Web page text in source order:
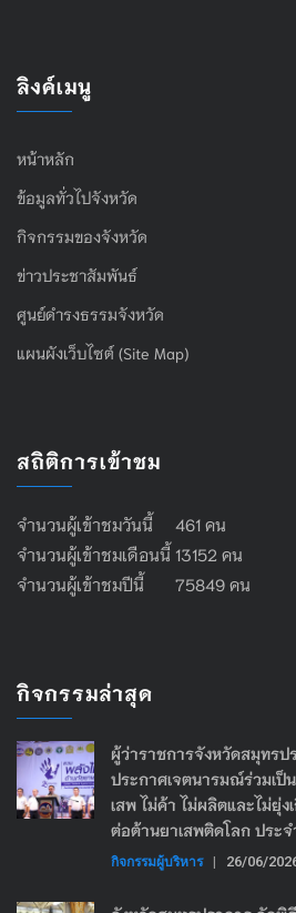
ลิงค์เมนู
หน้าหลัก
ข้อมูลทั่วไปจังหวัด
กิจกรรมของจังหวัด
ข่าวประชาสัมพันธ์
ศูนย์ดำรงธรรมจังหวัด
แผนผังเว็บไซต์ (Site Map)
สถิติการเข้าชม
จำนวนผู้เข้าชมวันนี้ 461 คน
จำนวนผู้เข้าชมเดือนนี้ 13152 คน
จำนวนผู้เข้าชมปีนี้ 75849 คน
กิจกรรมล่าสุด
ผู้ว่าราชการจังหวัดสมุทร
ประกาศเจตนารมณ์ร่วมเป็
เสพ ไม่ค้า ไม่ผลิตและไม่ยุ่ง
ต่อต้านยาเสพติดโลก ประ
กิจกรรมผู้บริหาร | 26/06/